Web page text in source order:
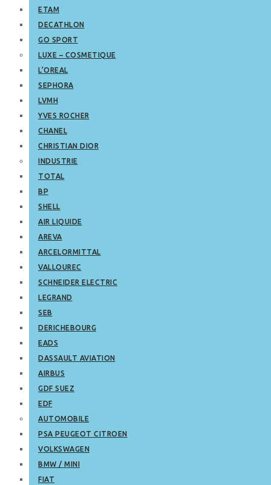
ETAM
DECATHLON
GO SPORT
LUXE – COSMETIQUE
L’OREAL
SEPHORA
LVMH
YVES ROCHER
CHANEL
CHRISTIAN DIOR
INDUSTRIE
TOTAL
BP
SHELL
AIR LIQUIDE
AREVA
ARCELORMITTAL
VALLOUREC
SCHNEIDER ELECTRIC
LEGRAND
SEB
DERICHEBOURG
EADS
DASSAULT AVIATION
AIRBUS
GDF SUEZ
EDF
AUTOMOBILE
PSA PEUGEOT CITROEN
VOLKSWAGEN
BMW / MINI
FIAT